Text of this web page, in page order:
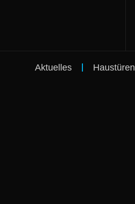
Aktuelles Haustüren